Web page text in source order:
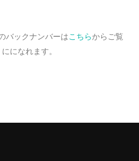
バックナンバーはこちらからご覧
にになれます。